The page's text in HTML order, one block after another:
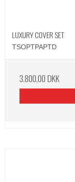
LUXURY COVER SET
TSOPTPAPTD
3.800,00 DKK